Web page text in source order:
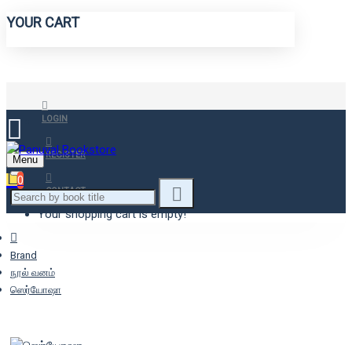
YOUR CART
LOGIN
REGISTER
CONTACT
Menu
0
Your shopping cart is empty!
Brand
நூல் வனம்
ஸெர்யோஷா